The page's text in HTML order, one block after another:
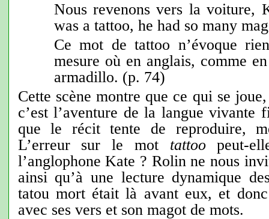
Nous revenons vers la
was a tattoo, he had so many
Ce mot de tattoo n’évoque
mesure où en anglais, comme
armadillo. (p. 74)
Cette scène montre que ce qui se
c’est l’aventure de la langue vivante
que le récit tente de reproduire,
L’erreur sur le mot tattoopeut-
l’anglophone Kate ? Rolin ne nous
ainsi qu’à une lecture dynamique
tatou mort était là avant eux, et
avec ses vers et son magot de mots.